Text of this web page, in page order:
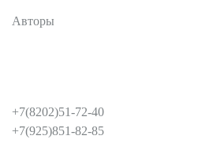
Авторы
+7(8202)51-72-40
+7(925)851-82-85